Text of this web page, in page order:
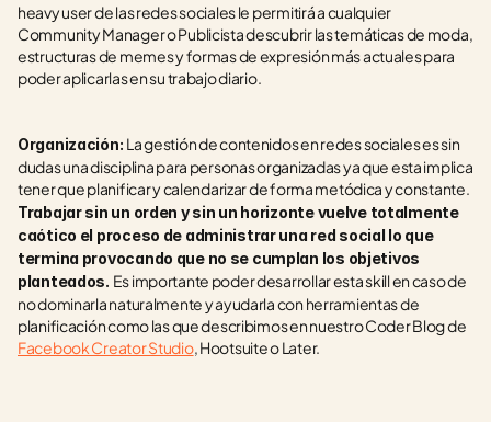
heavy user de las redes sociales le permitirá a cualquier
Community Manager o Publicista descubrir las temáticas de moda,
estructuras de memes y formas de expresión más actuales para
poder aplicarlas en su trabajo diario.
Organización: La gestión de contenidos en redes sociales es sin
dudas una disciplina para personas organizadas ya que esta implica
tener que planificar y calendarizar de forma metódica y constante.
Trabajar sin un orden y sin un horizonte vuelve totalmente
caótico el proceso de administrar una red social lo que
termina provocando que no se cumplan los objetivos
planteados. Es importante poder desarrollar esta skill en caso de
no dominarla naturalmente y ayudarla con herramientas de
Facebook Creator Studio, Hootsuite o Later.